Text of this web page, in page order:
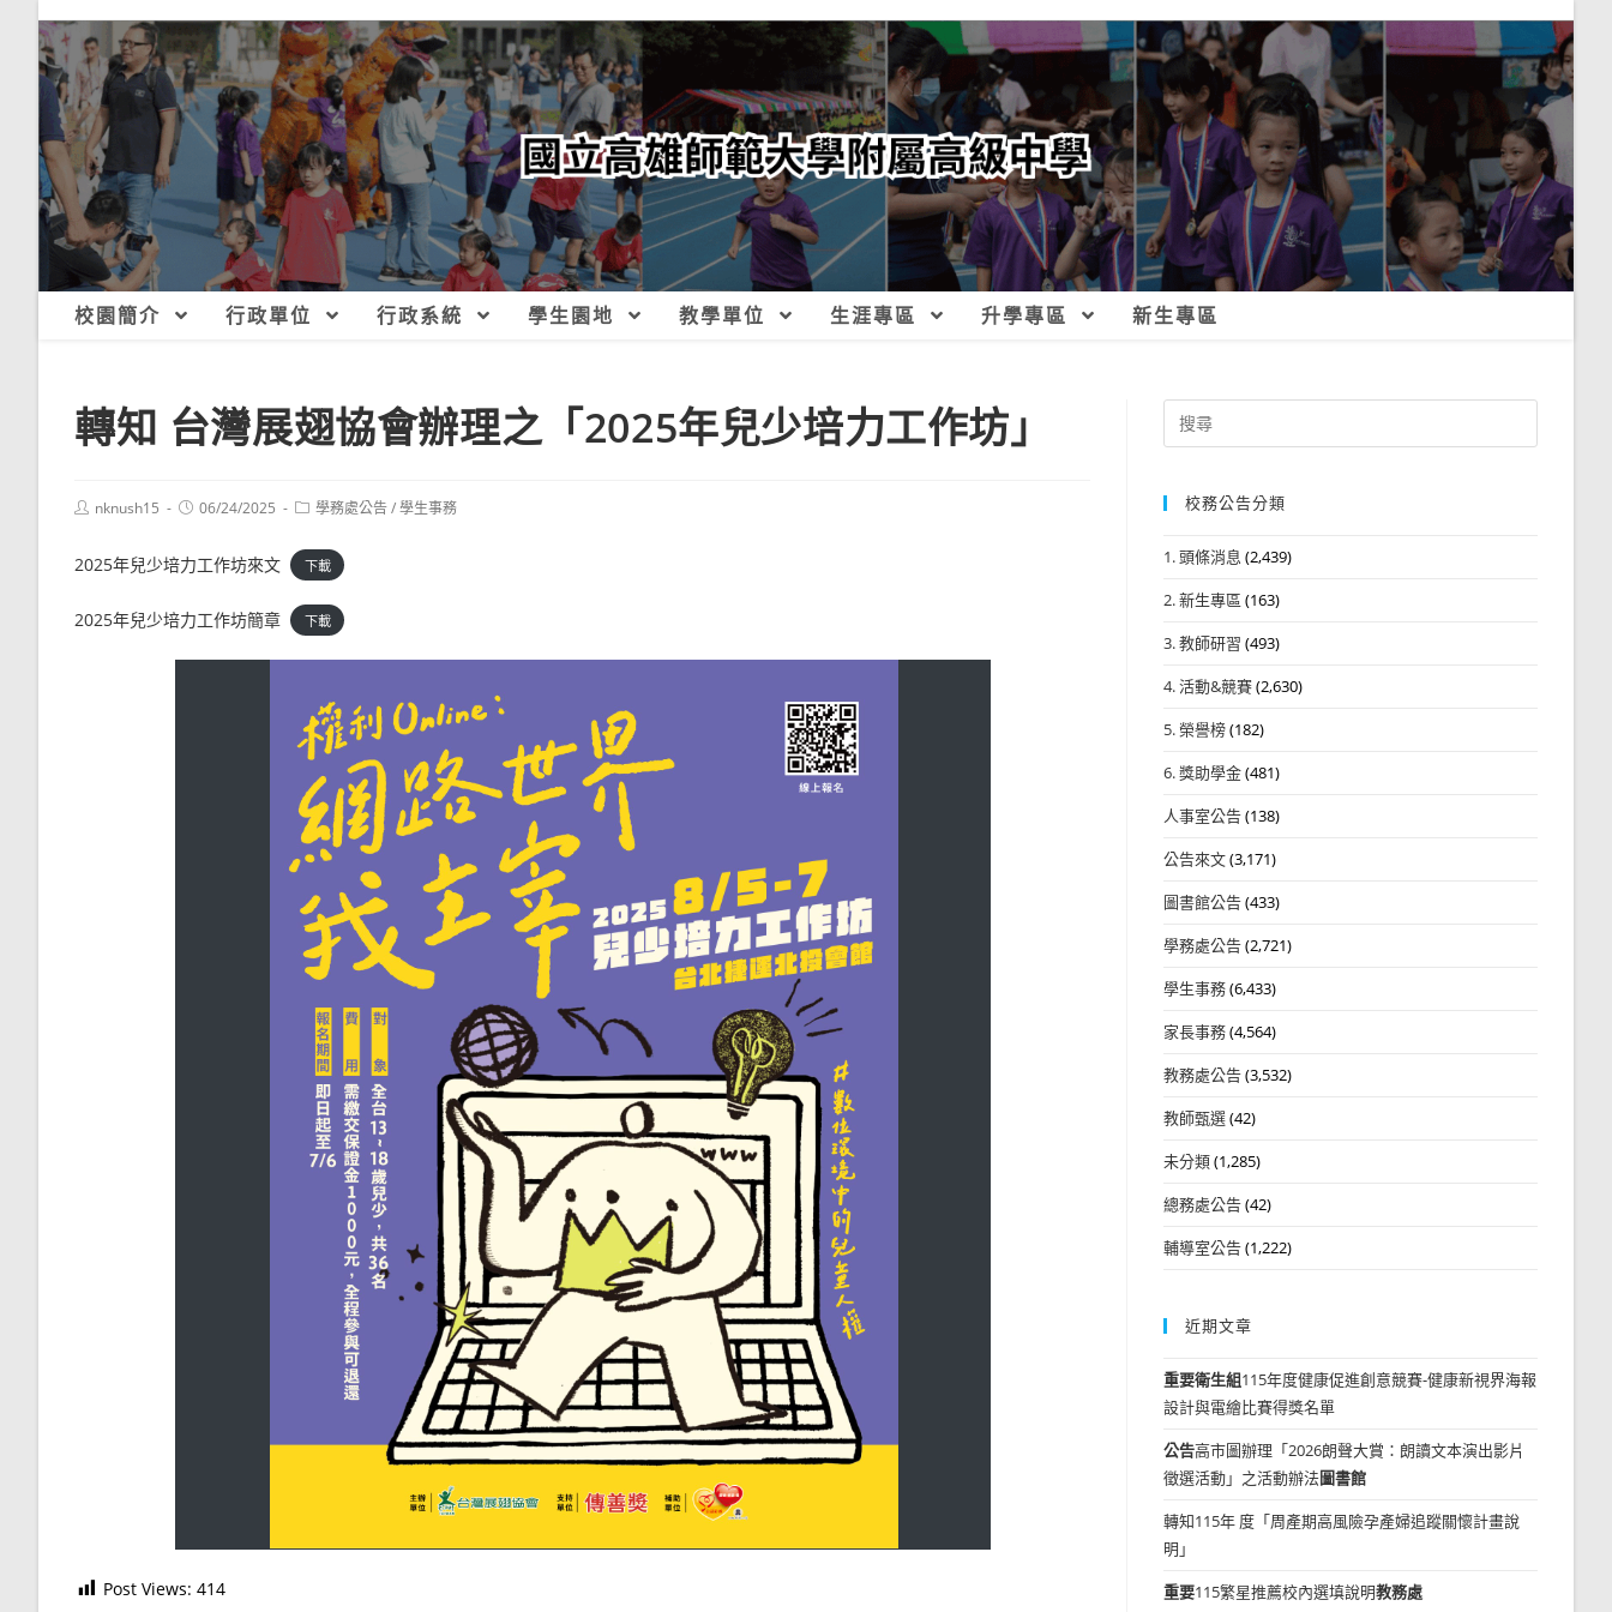
校園簡介 行政單位 行政系統 學生園地 教學單位 生涯專區 升學專區 新生專區
轉知 台灣展翅協會辦理之「2025年兒少培力工作坊」
Postnknush15
Post06/24/2025
Post學務處公告/學生事務
2025年兒少培力工作坊來文 下載
2025年兒少培力工作坊簡章 下載
Post Views: 414
Search
for:
校務公告分類
1. 頭條消息 (2,439)
2. 新生專區 (163)
3. 教師研習 (493)
4. 活動&競賽(2,630)
5. 榮譽榜(182)
6. 獎助學金(481)
人事室公告(138)
公告來文(3,171)
圖書館公告(433)
學務處公告(2,721)
學生事務(6,433)
家長事務(4,564)
教務處公告(3,532)
教師甄選(42)
未分類(1,285)
總務處公告(42)
輔導室公告(1,222)
近期文章
重要衛生組115年度健康促進創意競賽-健康新視界海報
設計與電繪比賽得獎名單
公告高市圖辦理「2026朗聲大賞：朗讀文本演出影片
徵選活動」之活動辦法圖書館
轉知115年 度「周產期高風險孕產婦追蹤關懷計畫說
明」
重要115繁星推薦校內選填說明教務處